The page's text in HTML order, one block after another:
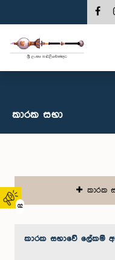
02
කාරක සභා
කාරක
කාරක සභා‌වේ ලේකම්